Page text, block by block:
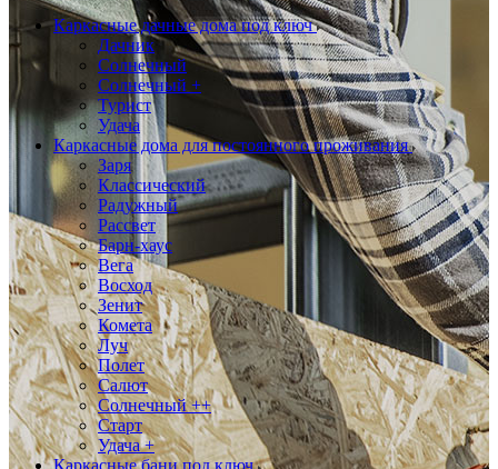
Каркасные дачные дома под ключ
Дачник
Солнечный
Солнечный +
Турист
Удача
Каркасные дома для постоянного проживания
Заря
Классический
Радужный
Рассвет
Барн-хаус
Вега
Восход
Зенит
Комета
Луч
Полет
Салют
Солнечный ++
Старт
Удача +
Каркасные бани под ключ